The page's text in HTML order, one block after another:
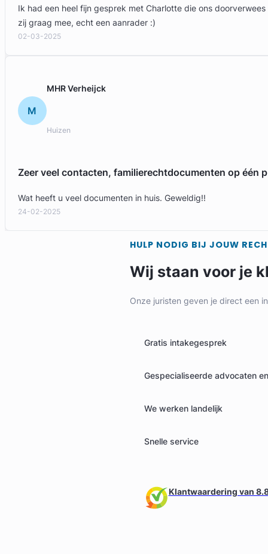
Ik had een heel fijn gesprek met Charlotte die ons
zij graag mee, echt een aanrader :)
02-03-2025
M
MHR Verheijck
Huizen
Zeer veel contacten, familierechtdocumenten op één
Wat heeft u veel documenten in huis. Geweldig!!
24-02-2025
HULP NODIG BIJ JOUW
Wij staan voor je
Onze juristen geven je direct een
Gratis intakegesprek
Gespecialiseerde advocaten
We werken landelijk
Snelle service
Klantwaardering van